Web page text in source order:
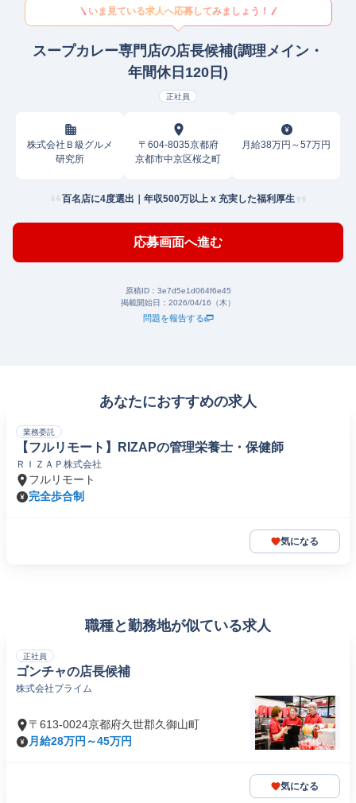
いま見ている求人へ応募してみましょう！
スープカレー専門店の店長候補(調理メイン・
年間休日120日)
正社員
株式会社Ｂ級グルメ
研究所
〒604-8035京都府
京都市中京区桜之町
月給38万円～57万円
百名店に4度選出｜年収500万以上 x 充実した福利厚生
応募画面へ進む
原稿ID： 3e7d5e1d064f6e45
掲載開始日： 2026/04/16（木）
問題を報告する
あなたにおすすめの求人
業務委託
【フルリモート】RIZAPの管理栄養士・保健師
ＲＩＺＡＰ株式会社
フルリモート
完全歩合制
気になる
職種と勤務地が似ている求人
正社員
ゴンチャの店長候補
株式会社プライム
〒613-0024京都府久世郡久御山町
月給28万円～45万円
気になる